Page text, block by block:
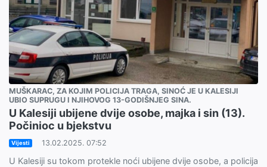
MUŠKARAC, ZA KOJIM POLICIJA TRAGA, SINOĆ JE U KALESIJI
UBIO SUPRUGU I NJIHOVOG 13-GODIŠNJEG SINA.
U Kalesiji ubijene dvije osobe, majka i sin (13).
Počinioc u bjekstvu
Vijesti 13.02.2025. 07:52
U Kalesiji su tokom protekle noći ubijene dvije osobe, a policija